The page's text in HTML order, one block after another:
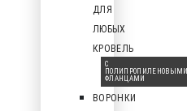
ДЛЯ
ЛЮБЫХ
КРОВЕЛЬ
С
ПОЛИПРОПИЛЕНОВЫМИ
ФЛАНЦАМИ
ВОРОНКИ